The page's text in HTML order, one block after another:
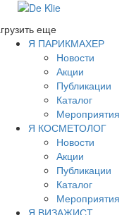
еще
Я ПАРИКМАХЕР
Новости
Акции
Публикации
Каталог
Мероприятия
Я КОСМЕТОЛОГ
Новости
Акции
Публикации
Каталог
Мероприятия
Я ВИЗАЖИСТ